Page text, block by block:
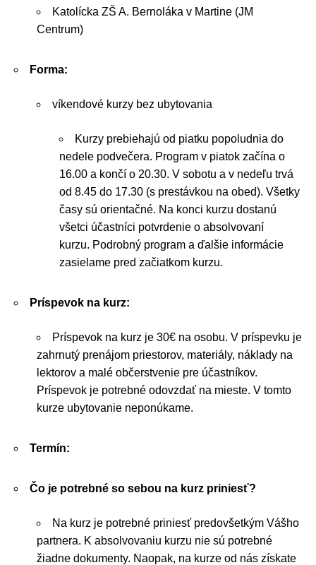
Katolícka ZŠ A. Bernoláka v Martine (JM
Centrum)
Forma:
víkendové kurzy bez ubytovania
Kurzy prebiehajú od piatku popoludnia do
nedele podvečera. Program v piatok začína o
16.00 a končí o 20.30. V sobotu a v nedeľu trvá
od 8.45 do 17.30 (s prestávkou na obed). Všetky
časy sú orientačné. Na konci kurzu dostanú
všetci účastníci potvrdenie o absolvovaní
kurzu. Podrobný program a ďalšie informácie
zasielame pred začiatkom kurzu.
Príspevok na kurz:
Príspevok na kurz je 30€ na osobu. V príspevku je
zahrnutý prenájom priestorov, materiály, náklady na
lektorov a malé občerstvenie pre účastníkov.
Príspevok je potrebné odovzdať na mieste. V tomto
kurze ubytovanie neponúkame.
Termín:
Čo je potrebné so sebou na kurz priniesť?
Na kurz je potrebné priniesť predovšetkým Vášho
partnera. K absolvovaniu kurzu nie sú potrebné
žiadne dokumenty. Naopak, na kurze od nás získate